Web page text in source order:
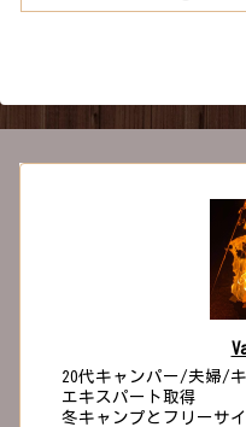
と思います。その疑問や心配
20代キャンパー/夫婦/
エキスパート取得
冬キャンプとフリーサ